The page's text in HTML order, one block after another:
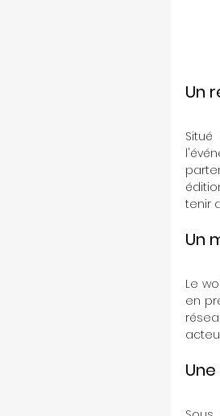
Un
tenir
Un
Le
en